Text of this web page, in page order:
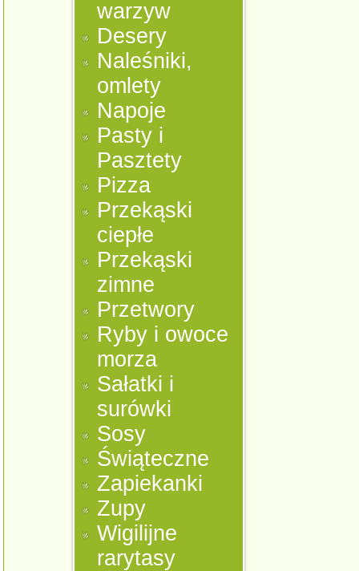
warzyw
Desery
Naleśniki,
omlety
Napoje
Pasty i
Pasztety
Pizza
Przekąski
ciepłe
Przekąski
zimne
Przetwory
Ryby i owoce
morza
Sałatki i
surówki
Sosy
Świąteczne
Zapiekanki
Zupy
Wigilijne
rarytasy